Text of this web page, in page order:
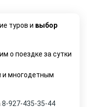
туров и выбор
о поездке за сутки
и многодетным
8-927-435-35-44